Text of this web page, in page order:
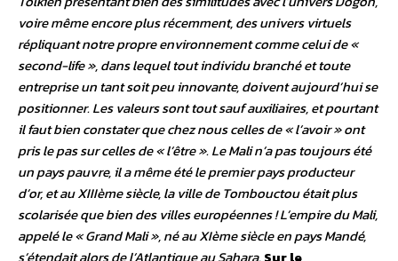
voire même encore plus récemment, des univers virtuels
répliquant notre propre environnement comme celui de «
second-life », dans lequel tout individu branché et toute
entreprise un tant soit peu innovante, doivent aujourd’hui se
positionner. Les valeurs sont tout sauf auxiliaires, et pourtant
il faut bien constater que chez nous celles de « l’avoir » ont
pris le pas sur celles de « l’être ». Le Mali n’a pas toujours été
un pays pauvre, il a même été le premier pays producteur
d’or, et au XIIIème siècle, la ville de Tombouctou était plus
scolarisée que bien des villes européennes ! L’empire du Mali,
appelé le « Grand Mali », né au XIème siècle en pays Mandé,